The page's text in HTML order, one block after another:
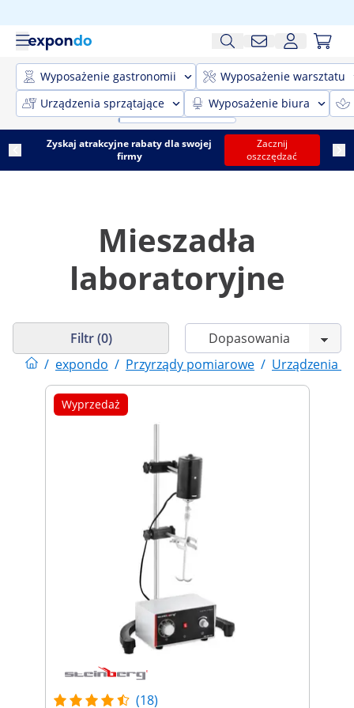
Wyposażenie gastronomii
Wyposażenie warsztatu
Urządzenia sprzątające
Wyposażenie biura
Zyskaj atrakcyjne rabaty dla swojej
firmy
Zacznij
oszczędzać
Mieszadła
laboratoryjne
/ expondo / Przyrządy pomiarowe / Urządzenia
Filtr (0)
Wyprzedaż
(18)